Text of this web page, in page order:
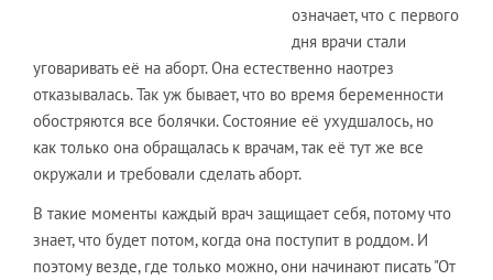
означает, что с первого
дня врачи стали
уговаривать её на аборт. Она естественно наотрез
отказывалась. Так уж бывает, что во время беременности
обостряются все болячки. Состояние её ухудшалось, но
как только она обращалась к врачам, так её тут же все
окружали и требовали сделать аборт.
В такие моменты каждый врач защищает себя, потому что
знает, что будет потом, когда она поступит в роддом. И
поэтому везде, где только можно, они начинают писать "От